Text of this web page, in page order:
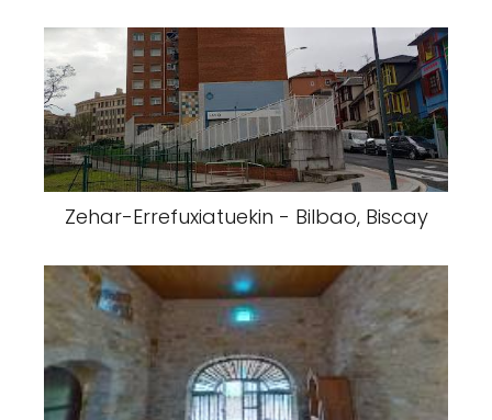
Zehar-Errefuxiatuekin - Bilbao, Biscay